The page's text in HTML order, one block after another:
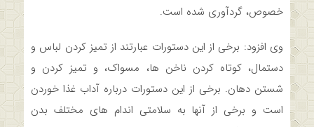
خصوص، گردآوری شده است.
وی افزود: برخی از این دستورات عبارتند از تمیز کردن لباس و
دستمال، کوتاه کردن ناخن ها، مسواک، و تمیز کردن و
شستن دهان. برخی از این دستورات درباره آداب غذا خوردن
است و برخی از آنها به سلامتی اندام های مختلف بدن